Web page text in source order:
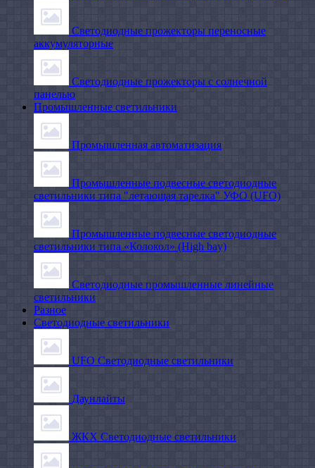
Светодиодные прожекторы переносные
аккумуляторные
Светодиодные прожекторы с солнечной
панелью
Промышленные светильники
Промышленная автоматизация
Промышленные подвесные cветодиодные
светильники типа "летающая тарелка" УФО (UFO)
Промышленные подвесные cветодиодные
светильники типа «Колокол» (High bay)
Светодиодные промышленные линейные
светильники
Разное
Светодиодные светильники
UFO Светодиодные светильники
Даунлайты
ЖКХ Светодиодные светильники